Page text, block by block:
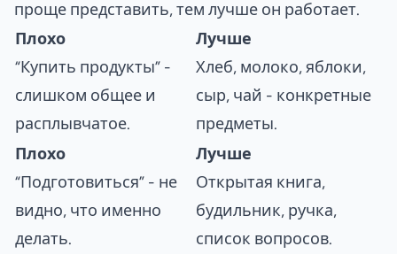
проще представить, тем лучше он работает.
Плохо
“Купить продукты” -
слишком общее и
расплывчатое.
Лучше
Хлеб, молоко, яблоки,
сыр, чай - конкретные
предметы.
Плохо
“Подготовиться” - не
видно, что именно
делать.
Лучше
Открытая книга,
будильник, ручка,
список вопросов.